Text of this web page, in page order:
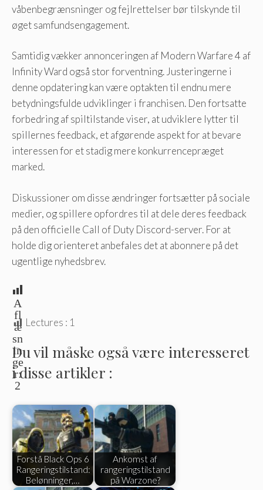
våbenbegrænsninger og fejlrettelser bør tilskynde til
øget samfundsengagement.
Samtidig vækker annonceringen af ​​Modern Warfare 4 af
Infinity Ward også stor forventning. Justeringerne i
denne opdatering kan være optakten til endnu mere
betydningsfulde udviklinger i franchisen. Den fortsatte
forbedring af spiltilstande viser, at udviklere lytter til
spillernes feedback, et afgørende aspekt for at bevare
interessen for et stadig mere konkurrencepræget
marked.
Diskussioner om disse ændringer fortsætter på sociale
medier, og spillere opfordres til at dele deres feedback
på den officielle Call of Duty Discord-server. For at
holde dig orienteret anbefales det at abonnere på det
ugentlige nyhedsbrev.
A
fl
æ
sn
in
ge
r:
2
Lectures : 1
Du vil måske også være interesseret
i disse artikler :
Forstå Black Ops 6
Rangeringstilstand:
Belønninger,…
Ankomst af
rangeringstilstand
på Warzone?